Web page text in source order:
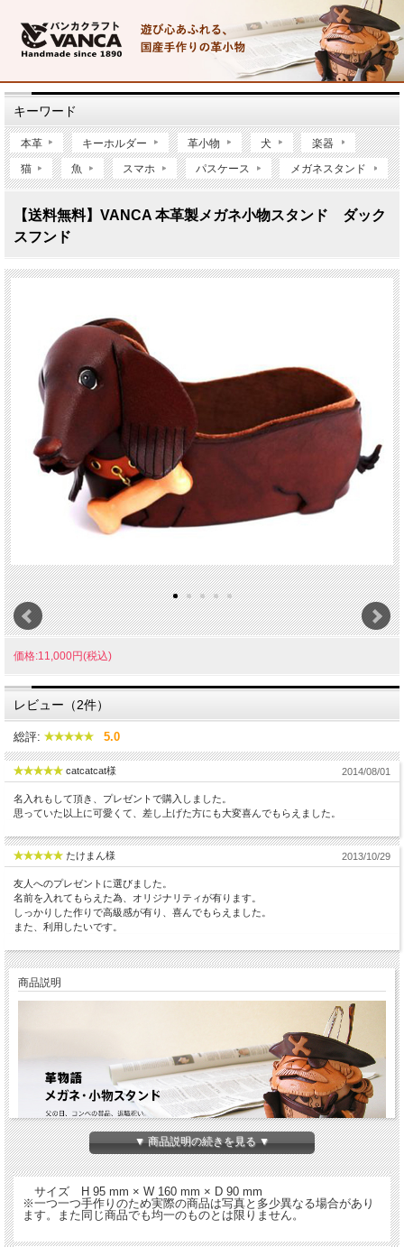
キーワード
本革 キーホルダー 革小物 犬 楽器
猫 魚 スマホ パスケース メガネスタンド
【送料無料】VANCA 本革製メガネ小物スタンド ダック
スフンド
価格:11,000円(税込)
レビュー（2件）
総評: 5.0
catcatcat様 2014/08/01
名入れもして頂き、プレゼントで購入しました。
思っていた以上に可愛くて、差し上げた方にも大変喜んでもらえました。
たけまん様 2013/10/29
友人へのプレゼントに選びました。
名前を入れてもらえた為、オリジナリティが有ります。
しっかりした作りで高級感が有り、喜んでもらえました。
また、利用したいです。
商品説明
ユニークでとても高級感のあるメガネ小物スタンドです。メガネのほかに携帯電話
やテレビのリモコンなどを入れてお使いいただけます。内側は肌触りのよりやわら
かい生地を使っており、大事な眼鏡を傷つけません。持てば持つほどに手になじ
み、革独特の味が出てきます。結婚式や新築のお祝い、各種記念品、父の日や母の
▼ 商品説明の続きを見る ▼
サイズ H 95 mm × W 160 mm × D 90 mm
※一つ一つ手作りのため実際の商品は写真と多少異なる場合があり
ます。また同じ商品でも均一のものとは限りません。